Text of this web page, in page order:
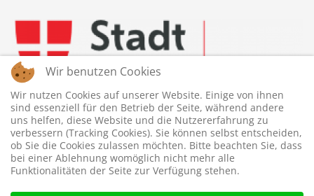
Wir benutzen Cookies
Wir nutzen Cookies auf unserer Website. Einige von ihnen
sind essenziell für den Betrieb der Seite, während andere
uns helfen, diese Website und die Nutzererfahrung zu
verbessern (Tracking Cookies). Sie können selbst entscheiden,
ob Sie die Cookies zulassen möchten. Bitte beachten Sie, dass
bei einer Ablehnung womöglich nicht mehr alle
Funktionalitäten der Seite zur Verfügung stehen.